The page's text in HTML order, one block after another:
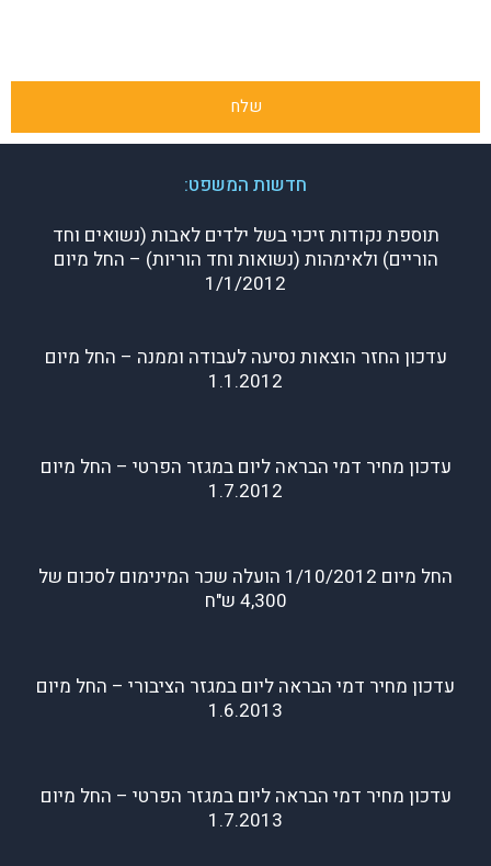
שלח
חדשות המשפט:
תוספת נקודות זיכוי בשל ילדים לאבות (נשואים וחד
הוריים) ולאימהות (נשואות וחד הוריות) – החל מיום
1/1/2012
עדכון החזר הוצאות נסיעה לעבודה וממנה – החל מיום
1.1.2012
עדכון מחיר דמי הבראה ליום במגזר הפרטי – החל מיום
1.7.2012
החל מיום 1/10/2012 הועלה שכר המינימום לסכום של
4,300 ש"ח
עדכון מחיר דמי הבראה ליום במגזר הציבורי – החל מיום
1.6.2013
עדכון מחיר דמי הבראה ליום במגזר הפרטי – החל מיום
1.7.2013